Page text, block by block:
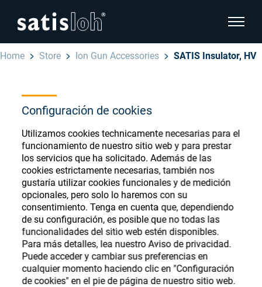
Configuración de cookies
Utilizamos cookies technicamente necesarias para el
funcionamiento de nuestro sitio web y para prestar
los servicios que ha solicitado. Además de las
cookies estrictamente necesarias, también nos
gustaría utilizar cookies funcionales y de medición
opcionales, pero solo lo haremos con su
consentimiento. Tenga en cuenta que, dependiendo
de su configuración, es posible que no todas las
funcionalidades del sitio web estén disponibles.
Para más detalles, lea nuestro Aviso de privacidad.
Puede acceder y cambiar sus preferencias en
cualquier momento haciendo clic en "Configuración
de cookies" en el pie de página de nuestro sitio web.
show
Oftálmica
Óptica de Precisión
Quiénes Somos
Carrera
Store
English
Deutsch
汉语
Français
Home Store Ion Gun Accessories SATIS Insulator, HV
Ophthalmic Consumables
Store
Register or Sign-in to access your accounts
and explore our wide range of ophthalmic
consumables
Register Sign-In